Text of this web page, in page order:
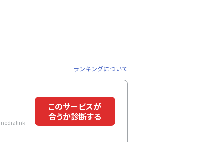
ランキングについて
このサービスが
合うか診断する